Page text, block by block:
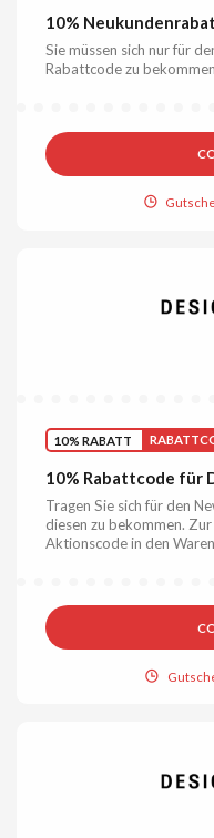
10%
Sie müssen sich nur für
Rabattcode zu
10% RABATT
10% Rabattcode für
Tragen Sie sich für den
diesen zu bekommen.
Aktionscode in den